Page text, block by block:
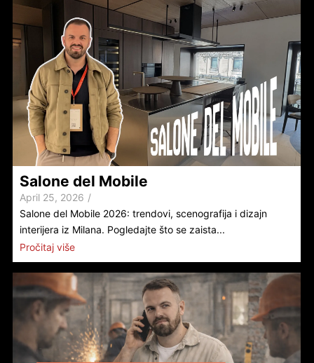
Salone del Mobile
April 25, 2026 /
Salone del Mobile 2026: trendovi, scenografija i dizajn
interijera iz Milana. Pogledajte što se zaista...
Pročitaj više